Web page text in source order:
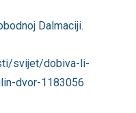
Dalmaciji.
svijet/dobiva-li-
dvor-1183056